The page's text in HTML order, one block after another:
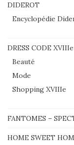
DIDEROT
Encyclopédie
DRESS CODE XVIIIe
Beauté
Mode
Shopping XVIIIe
FANTOMES –
HOME SWEET